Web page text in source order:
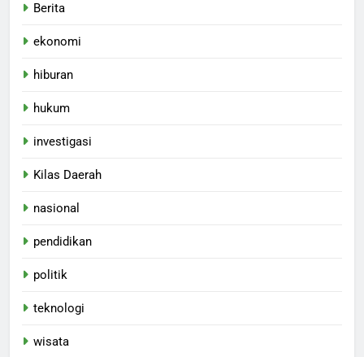
Berita
ekonomi
hiburan
hukum
investigasi
Kilas Daerah
nasional
pendidikan
politik
teknologi
wisata